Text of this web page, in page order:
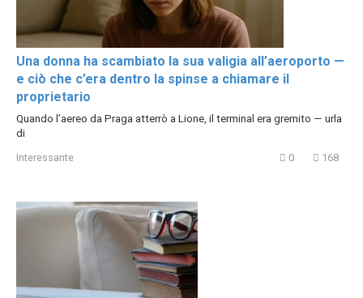
Una donna ha scambiato la sua valigia all’aeroporto —
e ciò che c’era dentro la spinse a chiamare il
proprietario
Quando l’aereo da Praga atterrò a Lione, il terminal era gremito — urla
di
Interessante 0 168